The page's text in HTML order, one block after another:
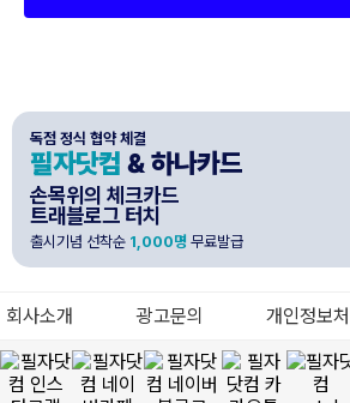
필자닷컴 & 하나카드
독점 정식 협약 체결
손목위의 체크카드
트래블로그 터치
출시기념 선착순 1,000명 무료발급
회사소개 광고문의 개인정보